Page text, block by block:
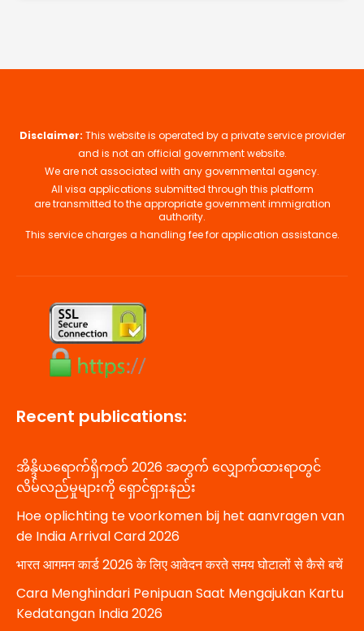
Recent publications:
အိန္ဒိယရောက်ရှိကတ် 2026 အတွက် လျှောက်ထားရာတွင်
လိမ်လည်မှုများကို ရှောင်ရှားနည်း
Hoe oplichting te voorkomen bij het aanvragen van
de India Arrival Card 2026
भारत आगमन कार्ड 2026 के लिए आवेदन करते समय घोटालों से कैसे बचें
Cara Menghindari Penipuan Saat Mengajukan Kartu
Kedatangan India 2026